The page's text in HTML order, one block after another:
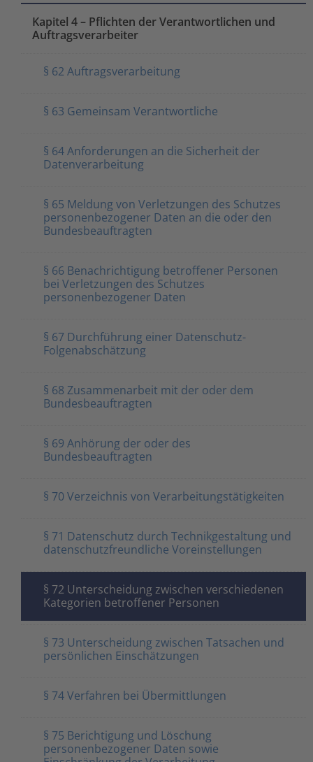
Kapitel 4 – Pflichten der Verantwortlichen und
Auftragsverarbeiter
§ 62 Auftragsverarbeitung
§ 63 Gemeinsam Verantwortliche
§ 64 Anforderungen an die Sicherheit der
Datenverarbeitung
§ 65 Meldung von Verletzungen des Schutzes
personenbezogener Daten an die oder den
Bundesbeauftragten
§ 66 Benachrichtigung betroffener Personen
bei Verletzungen des Schutzes
personenbezogener Daten
§ 67 Durchführung einer Datenschutz-
Folgenabschätzung
§ 68 Zusammenarbeit mit der oder dem
Bundesbeauftragten
§ 69 Anhörung der oder des
Bundesbeauftragten
§ 70 Verzeichnis von Verarbeitungstätigkeiten
§ 71 Datenschutz durch Technikgestaltung und
datenschutzfreundliche Voreinstellungen
§ 72 Unterscheidung zwischen verschiedenen
Kategorien betroffener Personen
§ 73 Unterscheidung zwischen Tatsachen und
persönlichen Einschätzungen
§ 74 Verfahren bei Übermittlungen
§ 75 Berichtigung und Löschung
personenbezogener Daten sowie